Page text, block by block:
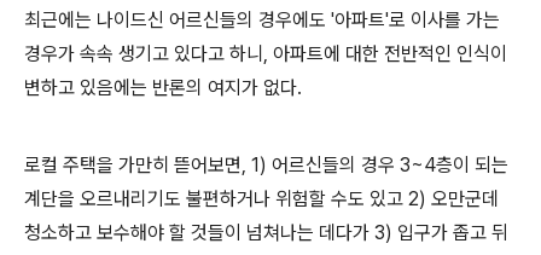
최근에는 나이드신 어르신들의 경우에도 '아파트'로 이사를 가는
경우가 속속 생기고 있다고 하니, 아파트에 대한 전반적인 인식이
변하고 있음에는 반론의 여지가 없다.
로컬 주택을 가만히 뜯어보면, 1) 어르신들의 경우 3~4층이 되는
계단을 오르내리기도 불편하거나 위험할 수도 있고 2) 오만군데
청소하고 보수해야 할 것들이 넘쳐나는 데다가 3) 입구가 좁고 뒤